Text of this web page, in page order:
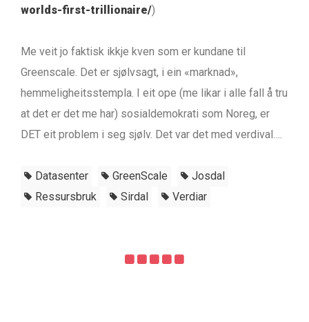
worlds-first-trillionaire/)
Me veit jo faktisk ikkje kven som er kundane til
Greenscale. Det er sjølvsagt, i ein «marknad»,
hemmeligheitsstempla. I eit ope (me likar i alle fall å tru
at det er det me har) sosialdemokrati som Noreg, er
DET eit problem i seg sjølv. Det var det med verdival….
Datasenter GreenScale
Josdal
Ressursbruk
Sirdal Verdiar